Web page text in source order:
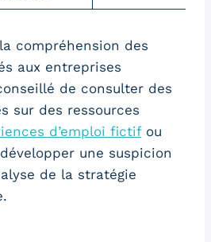
compréhension des
aux entreprises
de consulter des
sur des ressources
d’emploi fictifou
une suspicion
de la stratégie